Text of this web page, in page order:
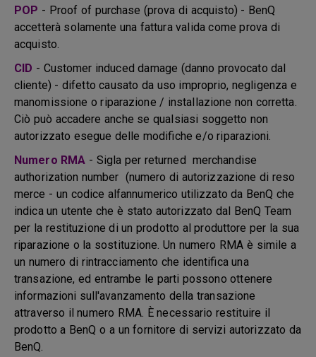
POP - Proof of purchase (prova di acquisto) - BenQ
accetterà solamente una fattura valida come prova di
acquisto.
CID - Customer induced damage (danno provocato dal
cliente) - difetto causato da uso improprio, negligenza e
manomissione o riparazione / installazione non corretta.
Ciò può accadere anche se qualsiasi soggetto non
autorizzato esegue delle modifiche e/o riparazioni.
Numero RMA - Sigla per returned merchandise
authorization number (numero di autorizzazione di reso
merce - un codice alfannumerico utilizzato da BenQ che
indica un utente che è stato autorizzato dal BenQ Team
per la restituzione di un prodotto al produttore per la sua
riparazione o la sostituzione. Un numero RMA è simile a
un numero di rintracciamento che identifica una
transazione, ed entrambe le parti possono ottenere
informazioni sull'avanzamento della transazione
attraverso il numero RMA. È necessario restituire il
prodotto a BenQ o a un fornitore di servizi autorizzato da
BenQ.